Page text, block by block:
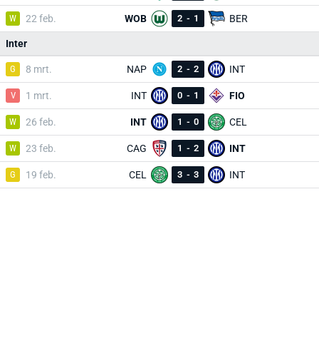
W 22 feb. WOB 2 - 1 BER
Inter
G 8 mrt. NAP 2 - 2 INT
V 1 mrt. INT 0 - 1 FIO
W 26 feb. INT 1 - 0 CEL
W 23 feb. CAG 1 - 2 INT
G 19 feb. CEL 3 - 3 INT